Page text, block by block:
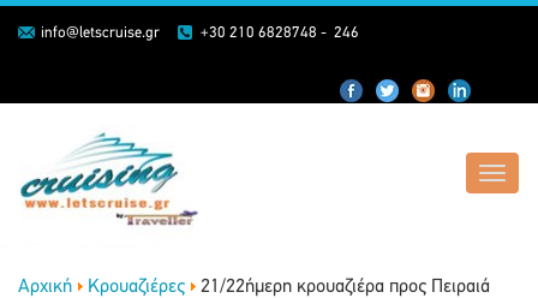
info@letscruise.gr +30 210 6828748 - 246
Αρχική Κρουαζιέρες
21/22ήμερη κρουαζιέρα προς Πειραιά